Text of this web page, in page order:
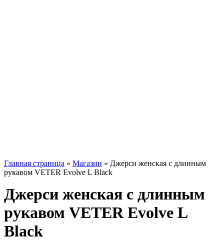
Главная страница » Магазин » Джерси женская с длинным
рукавом VETER Evolve L Black
Джерси женская с длинным
рукавом VETER Evolve L
Black